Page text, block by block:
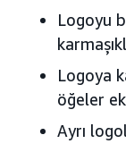
Logoyu
Logoya
öğeler
Ayrı